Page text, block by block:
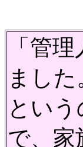
「管
ました
とい
で、家